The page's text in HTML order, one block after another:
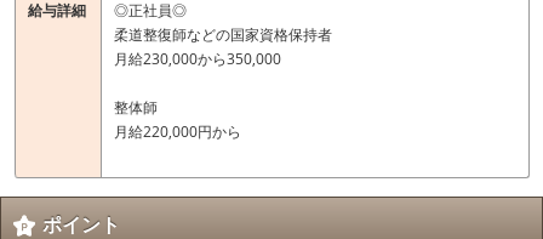
給与詳細
◎正社員◎
柔道整復師などの国家資格保持者
月給230,000から350,000
整体師
月給220,000円から
ポイント